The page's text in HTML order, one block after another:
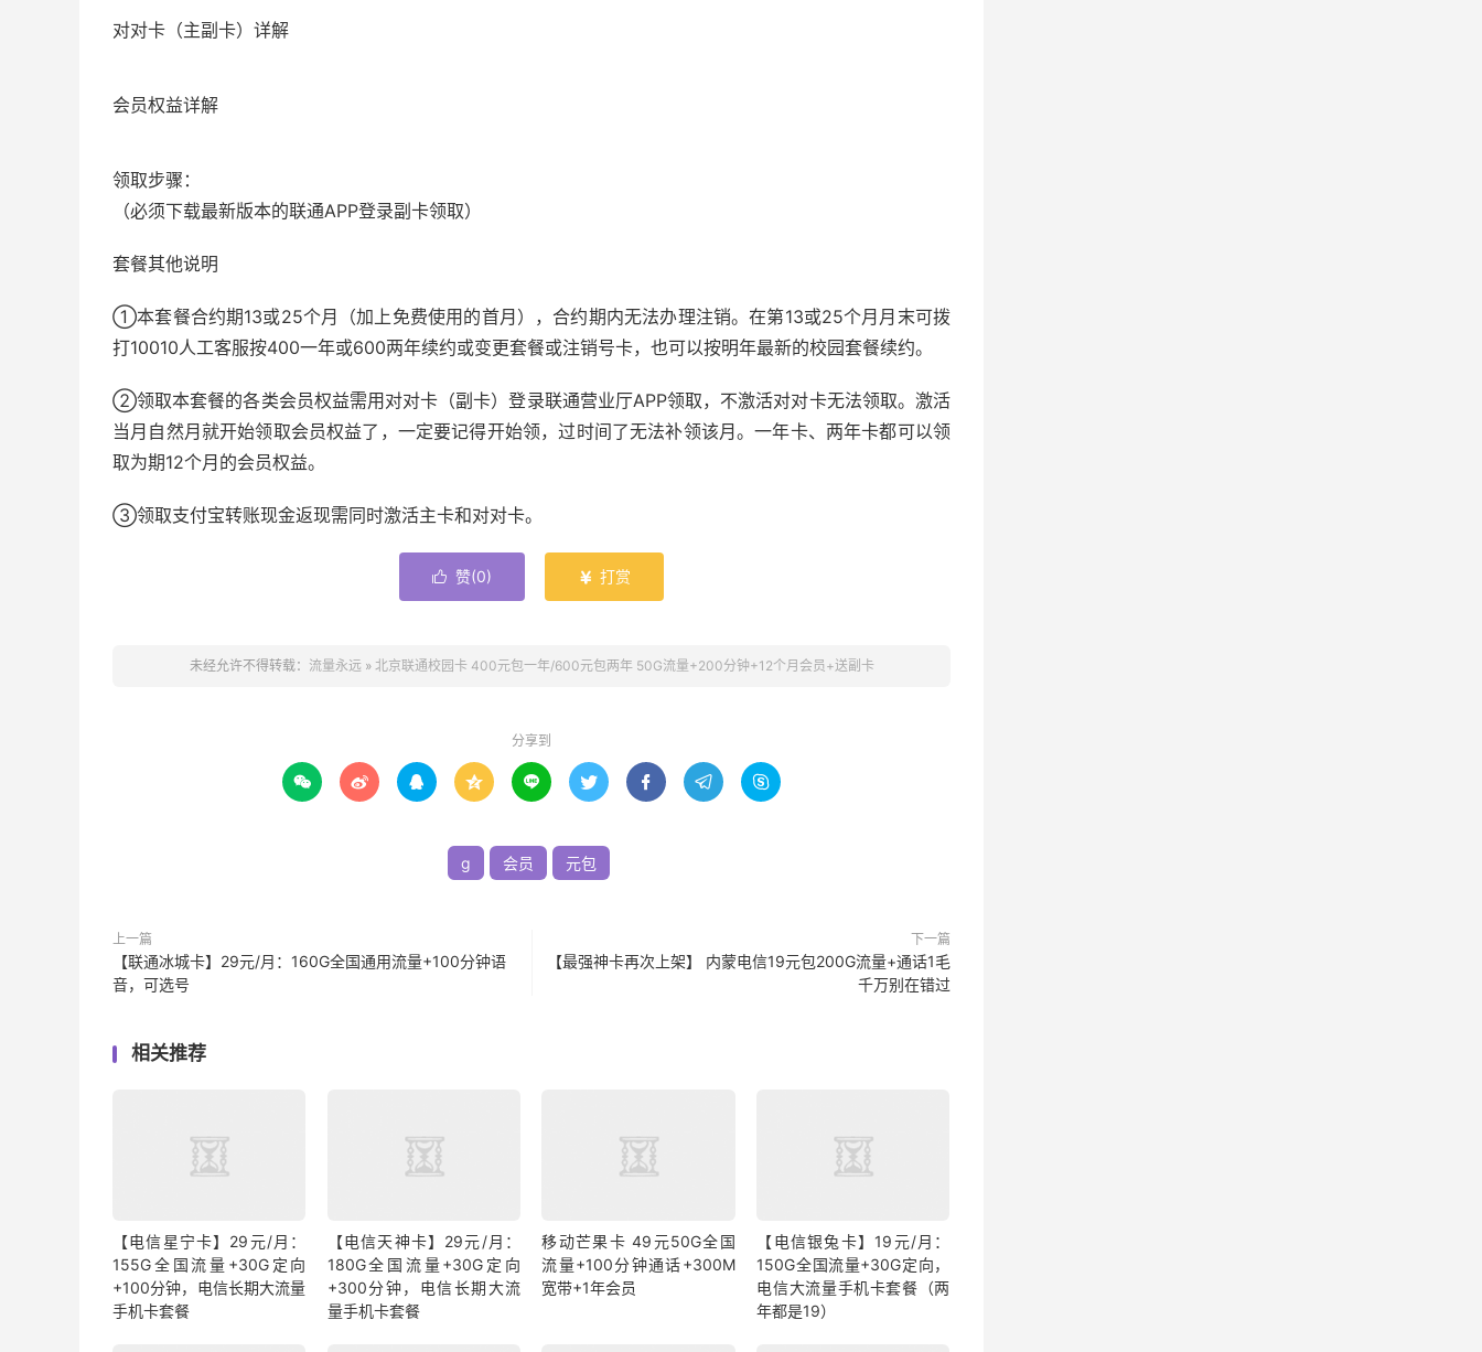
对对卡（主副卡）详解
会员权益详解
领取步骤：
（必须下载最新版本的联通APP登录副卡领取）
套餐其他说明
①本套餐合约期13或25个月（加上免费使用的首月），合约期内无法办理注销。在第13或25个月月末可拨
打10010人工客服按400一年或600两年续约或变更套餐或注销号卡，也可以按明年最新的校园套餐续约。
②领取本套餐的各类会员权益需用对对卡（副卡）登录联通营业厅APP领取，不激活对对卡无法领取。激活
当月自然月就开始领取会员权益了，一定要记得开始领，过时间了无法补领该月。一年卡、两年卡都可以领
取为期12个月的会员权益。
③领取支付宝转账现金返现需同时激活主卡和对对卡。
 赞(0)  打赏
未经允许不得转载： 流量永远 » 北京联通校园卡 400元包一年/600元包两年 50G流量+200分钟+12个月会员+送副卡
分享到
        
g 会员 元包
上一篇
【联通冰城卡】29元/月：160G全国通用流量+100分钟语
音，可选号
下一篇
【最强神卡再次上架】 内蒙电信19元包200G流量+通话1毛
千万别在错过
相关推荐
【电信星宁卡】29元/月：
155G全国流量+30G定向
+100分钟，电信长期大流量
手机卡套餐
【电信天神卡】29元/月：
180G全国流量+30G定向
+300分钟，电信长期大流
量手机卡套餐
移动芒果卡 49元50G全国
流量+100分钟通话+300M
宽带+1年会员
【电信银兔卡】19元/月：
150G全国流量+30G定向，
电信大流量手机卡套餐（两
年都是19）